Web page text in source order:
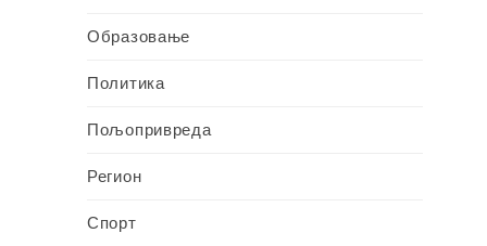
Образовање
Политика
Пољопривреда
Регион
Спорт